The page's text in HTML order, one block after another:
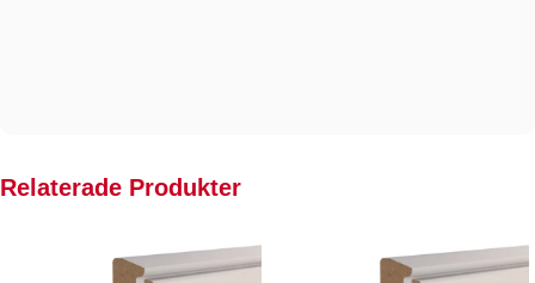
Relaterade Produkter